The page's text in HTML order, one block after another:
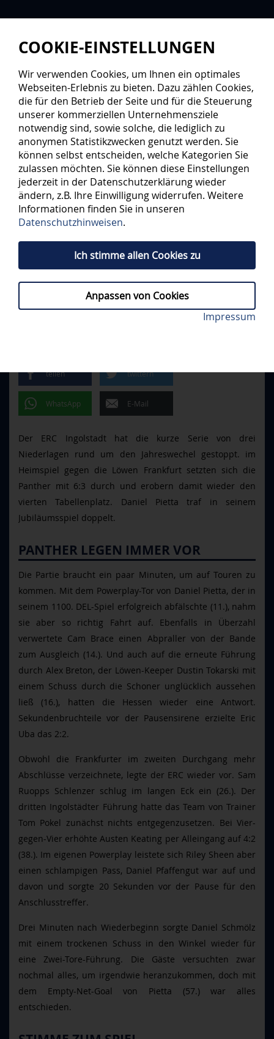
Austen Keating erzielte den Siegtreffer für den ERC.
// DIENSTAG, 06.01.2026
teilen twittern
WhatsApp E-Mail
Der ERC Ingolstadt hat die kurze Serie von drei
Niederlagen rund um den Jahreswechel gestoppt. im
Heimspiel gegen die Löwen Frankfurt setzten sich die
Panther mit 6:3 durch und erobern damit wieder den
vierten Tabellenplatz. Daniel Pietta traf in seinem
Jubiläumsspiel doppelt.
PANTHER LEGEN IMMER VOR
Die Partie braucht ein paar Minuten, um auf Touren zu
kommen. Mit dem Powerplay-Tor von Daniel Pietta, der in
seinem 1100. DEL-Spiel erfolgreich abfälschte (11.), nahm
sie aber so richtig Fahrt auf. Ebenfalls in Überzahl
verwertete Cam Brace einen Abpraller von der Bande
zum Ausgleich (14.). Und auch auf die erneute Führung
durch Alex Breton, der Löwen-Keeper Dustin Tokarski mit
einem Schuss durch die Schoner unglücklich aussehen
ließ (16.), hatten die Hessen wieder eine Antwort.
Sekundenbruchteile vor der Pausensirene erzielte Eric
Uba das 2:2.
Obwohl die Frankfurter im zweiten Durchgang mehr
Abschlüsse verzeichnete, legte der ERC wieder vor. Sam
Ruopps Schlenzer schlug im langen Eck ein (26.). Der
dritten Ingolstädter Führung hatte das Team von Trainer
Tom Pokel zunächst nichts entgegenzusetzen. Bei Vier-
gegen-Vier erhöhte Austen Keating per Alleingang auf 4:2
(38.). Im eigenen Powerplay leistete sich Riley Sheen aber
einen schlampigen Pass, Daniel Pfaffengut war auf und
davon und sorgte 20 Sekunden vor der Pause für den
Anschlusstreffer.
Drei Minuten nach Wiederbeginn sorgte Daniel Schmölz
mit einem trockenen Schuss in den Winkel wieder für
eine Zwei-Tore-Führung. Die Gäste versuchten zwar
nochmal alles, um irgendwie heranzukommen, doch mit
dem Empty-Net-Goal von Pietta (57.) war alles
entschieden.
COOKIE-EINSTELLUNGEN
Wir verwenden Cookies, um Ihnen ein optimales
Webseiten-Erlebnis zu bieten. Dazu zählen Cookies,
die für den Betrieb der Seite und für die Steuerung
unserer kommerziellen Unternehmensziele
notwendig sind, sowie solche, die lediglich zu
anonymen Statistikzwecken genutzt werden. Sie
können selbst entscheiden, welche Kategorien Sie
zulassen möchten. Sie können diese Einstellungen
jederzeit in der Datenschutzerklärung wieder
ändern, z.B. Ihre Einwilligung widerrufen. Weitere
Informationen finden Sie in unseren
Datenschutzhinweisen.
Ich stimme allen Cookies zu
Anpassen von Cookies
Impressum